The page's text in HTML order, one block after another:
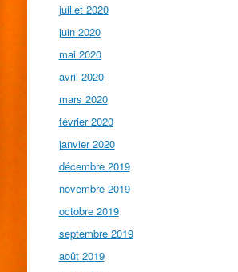
juillet 2020
juin 2020
mai 2020
avril 2020
mars 2020
février 2020
janvier 2020
décembre 2019
novembre 2019
octobre 2019
septembre 2019
août 2019